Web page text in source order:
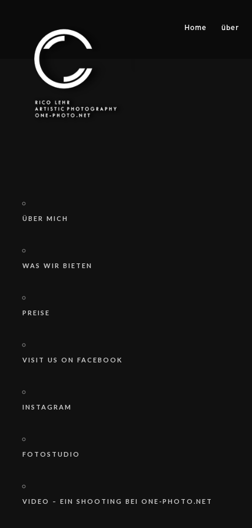
Home über
ÜBER MICH
WAS WIR BIETEN
PREISE
VISIT US ON FACEBOOK
INSTAGRAM
FOTOSTUDIO
VIDEO – EIN SHOOTING BEI ONE-PHOTO.NET